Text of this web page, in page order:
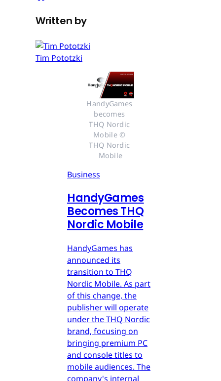
Written by
Tim Pototzki
HandyGames
becomes
THQ Nordic
Mobile ©
THQ Nordic
Mobile
Business
HandyGames
Becomes THQ
Nordic Mobile
HandyGames has
announced its
transition to THQ
Nordic Mobile. As part
of this change, the
publisher will operate
under the THQ Nordic
brand, focusing on
bringing premium PC
and console titles to
mobile audiences. The
company's internal